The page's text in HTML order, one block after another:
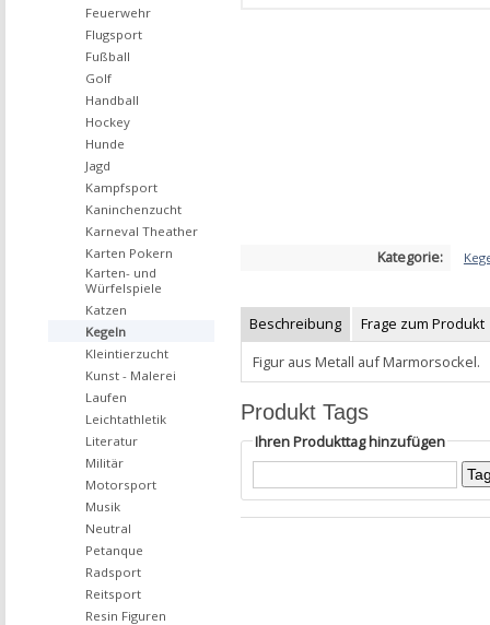
Kategorie:
Beschreibung
Frage zum Produkt
Figur aus Metall auf Marmorsockel.
Produkt Tags
Ihren Produkttag hinzufügen
Feuerwehr
Flugsport
Fußball
Golf
Handball
Hockey
Hunde
Jagd
Kampfsport
Kaninchenzucht
Karneval Theather
Karten Pokern
Karten- und
Würfelspiele
Katzen
Kegeln
Kleintierzucht
Kunst - Malerei
Laufen
Leichtathletik
Literatur
Militär
Motorsport
Musik
Neutral
Petanque
Radsport
Reitsport
Resin Figuren